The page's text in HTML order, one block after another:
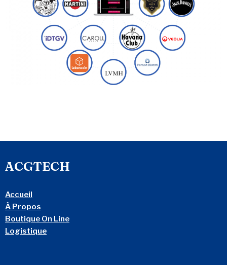
ACGTECH
Accueil
À Propos
Boutique On Line
Logistique